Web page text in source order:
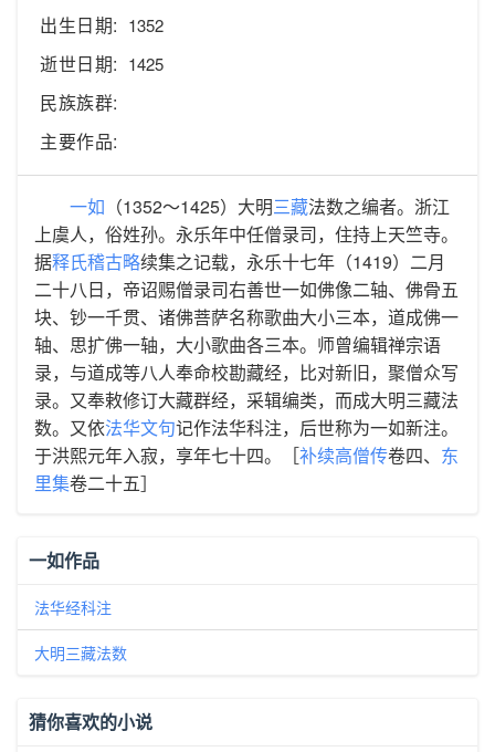
出生日期: 1352
逝世日期: 1425
民族族群:
主要作品:
一如 （1352～1425）大明三藏法数之编者。浙江
上虞人，俗姓孙。永乐年中任僧录司，住持上天竺寺。
据释氏稽古略续集之记载，永乐十七年（1419）二月
二十八日，帝诏赐僧录司右善世一如佛像二轴、佛骨五
块、钞一千贯、诸佛菩萨名称歌曲大小三本，道成佛一
轴、思扩佛一轴，大小歌曲各三本。师曾编辑禅宗语
录，与道成等八人奉命校勘藏经，比对新旧，聚僧众写
录。又奉敕修订大藏群经，采辑编类，而成大明三藏法
数。又依法华文句记作法华科注，后世称为一如新注。
于洪熙元年入寂，享年七十四。［补续高僧传卷四、 东
里集卷二十五］
一如作品
法华经科注
大明三藏法数
猜你喜欢的小说